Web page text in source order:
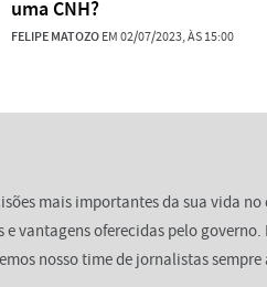
uma CNH?
FELIPE MATOZOEM 02/07/2023, ÀS 15:00
mais importantes da sua vida no
vantagens oferecidas pelo governo.
nosso time de jornalistas